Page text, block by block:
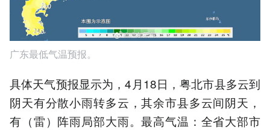
广东最低气温预报。
具体天气预报显示为，4月18日，粤北市县多云到
阴天有分散小雨转多云，其余市县多云间阴天，
有（雷）阵雨局部大雨。最高气温：全省大部市